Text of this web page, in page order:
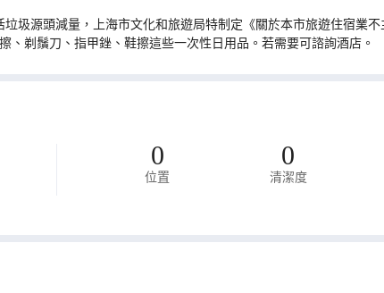
圾源頭減量，上海市文化和旅遊局特制定《關於本市旅遊住宿業
剃鬚刀、指甲銼、鞋擦這些一次性日用品。若需要可諮詢酒店。
0
位置
0
清潔度